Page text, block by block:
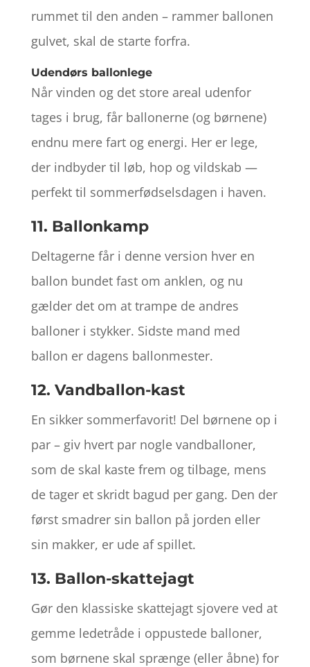
rummet til den anden – rammer ballonen
gulvet, skal de starte forfra.
Udendørs ballonlege
Når vinden og det store areal udenfor
tages i brug, får ballonerne (og børnene)
endnu mere fart og energi. Her er lege,
der indbyder til løb, hop og vildskab —
perfekt til sommerfødselsdagen i haven.
11. Ballonkamp
Deltagerne får i denne version hver en
ballon bundet fast om anklen, og nu
gælder det om at trampe de andres
balloner i stykker. Sidste mand med
ballon er dagens ballonmester.
12. Vandballon-kast
En sikker sommerfavorit! Del børnene op i
par – giv hvert par nogle vandballoner,
som de skal kaste frem og tilbage, mens
de tager et skridt bagud per gang. Den der
først smadrer sin ballon på jorden eller
sin makker, er ude af spillet.
13. Ballon-skattejagt
Gør den klassiske skattejagt sjovere ved at
gemme ledetråde i oppustede balloner,
som børnene skal sprænge (eller åbne) for